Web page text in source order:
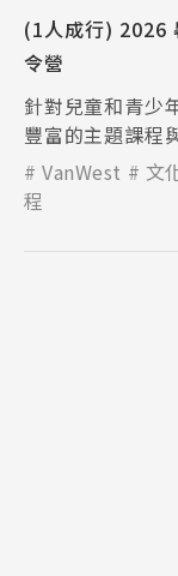
(1人成行) 2026
令營
針對兒童和青少
豐富的主題課程
自信心！
VanWest 文
程